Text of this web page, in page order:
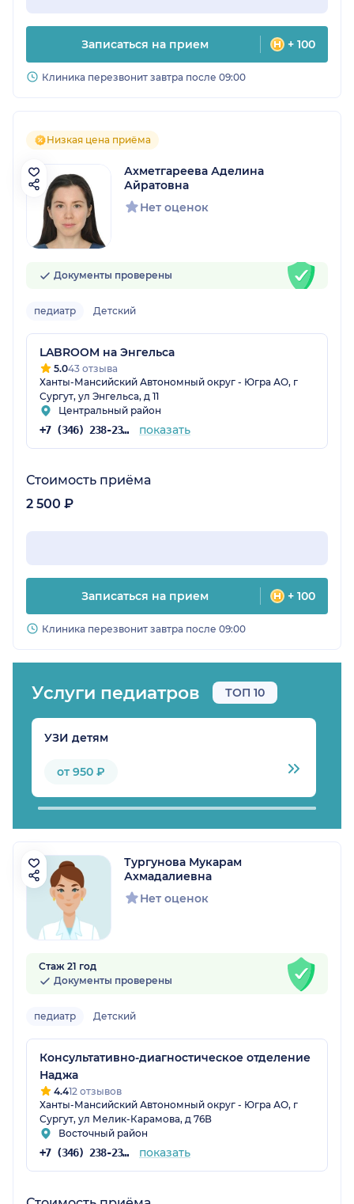
Записаться на прием + 100
Клиника перезвонит завтра после 09:00
Низкая цена приёма
Ахметгареева Аделина
Айратовна
Нет оценок
Документы проверены
педиатр Детский
LABROOM на Энгельса
5.043 отзыва
Ханты-Мансийский Автономный округ - Югра АО, г
Сургут, ул Энгельса, д 11
Центральный район
+7 (346) 238-23-19 показать
Стоимость приёма
2 500 ₽
Записаться на прием + 100
Клиника перезвонит завтра после 09:00
Услуги педиатров ТОП 10
УЗИ детям
от 950 ₽
Тургунова Мукарам
Ахмадалиевна
Нет оценок
Стаж 21 год
Документы проверены
педиатр Детский
Консультативно-диагностическое отделение
Наджа
4.412 отзывов
Ханты-Мансийский Автономный округ - Югра АО, г
Сургут, ул Мелик-Карамова, д 76В
Восточный район
+7 (346) 238-23-72 показать